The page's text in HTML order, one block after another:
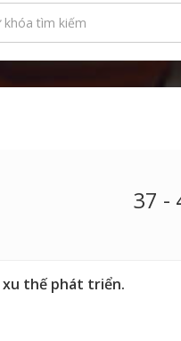
37 -
xu thế phát triển.